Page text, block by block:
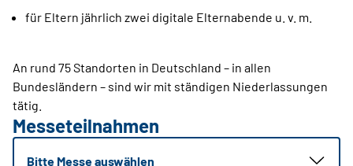
für Eltern jährlich zwei digitale Elternabende u. v. m.
An rund 75 Standorten in Deutschland – in allen
Bundesländern – sind wir mit ständigen Niederlassungen
tätig.
Messeteilnahmen
Bitte Messe auswählen